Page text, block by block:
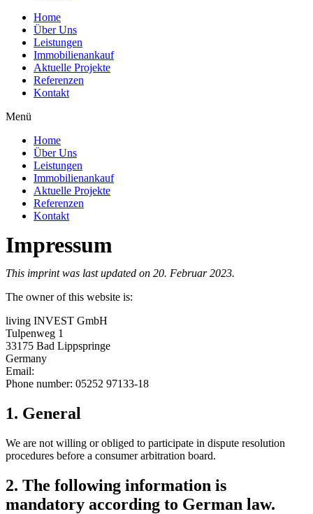
Home
Über Uns
Leistungen
Immobilienankauf
Aktuelle Projekte
Referenzen
Kontakt
Menü
Home
Über Uns
Leistungen
Immobilienankauf
Aktuelle Projekte
Referenzen
Kontakt
Impressum
This imprint was last updated on 20. Februar 2023.
The owner of this website is:
living INVEST GmbH
Tulpenweg 1
33175 Bad Lippspringe
Germany
Email:
Phone number: 05252 97133-18
1. General
We are not willing or obliged to participate in dispute resolution
procedures before a consumer arbitration board.
2. The following information is
mandatory according to German law.